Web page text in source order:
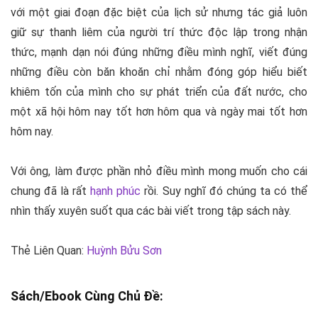
với một giai đoạn đặc biệt của lịch sử nhưng tác giả luôn
giữ sự thanh liêm của người trí thức độc lập trong nhận
thức, mạnh dạn nói đúng những điều mình nghĩ, viết đúng
những điều còn băn khoăn chỉ nhằm đóng góp hiểu biết
khiêm tốn của mình cho sự phát triển của đất nước, cho
một xã hội hôm nay tốt hơn hôm qua và ngày mai tốt hơn
hôm nay.
Với ông, làm được phần nhỏ điều mình mong muốn cho cái
chung đã là rấthạnh phúc rồi. Suy nghĩ đó chúng ta có thể
nhìn thấy xuyên suốt qua các bài viết trong tập sách này.
Thẻ Liên Quan: Huỳnh Bửu Sơn
Sách/Ebook Cùng Chủ Đề: